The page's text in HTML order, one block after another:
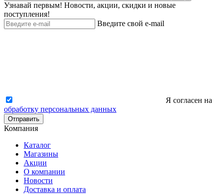
Узнавай первым! Новости, акции, скидки и новые
поступления!
Введите свой e-mail
Я согласен на
обработку персональных данных
Отправить
Компания
Каталог
Магазины
Акции
О компании
Новости
Доставка и оплата